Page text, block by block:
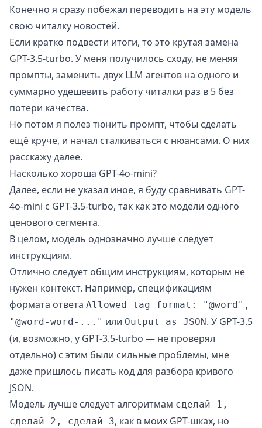
Конечно я сразу побежал переводить на эту модель
свою читалку новостей.
Если кратко подвести итоги, то это крутая замена
GPT-3.5-turbo. У меня получилось сходу, не меняя
промпты, заменить двух LLM агентов на одного и
суммарно удешевить работу читалки раз в 5 без
потери качества.
Но потом я полез тюнить промпт, чтобы сделать
ещё круче, и начал сталкиваться с нюансами. О них
расскажу далее.
Насколько хороша GPT-4o-mini?
Далее, если не указал иное, я буду сравнивать GPT-
4o-mini с GPT-3.5-turbo, так как это модели одного
ценового сегмента.
В целом, модель однозначно лучше следует
инструкциям.
Отлично следует общим инструкциям, которым не
нужен контекст. Например, спецификациям
формата ответа Allowed tag format: "@word",
"@word-word-..." или Output as JSON. У GPT-3.5
(и, возможно, у GPT-3.5-turbo — не проверял
отдельно) с этим были сильные проблемы, мне
даже пришлось писать код для разбора кривого
JSON.
Модель лучше следует алгоритмам сделай 1,
сделай 2, сделай 3, как в моих GPT-шках, но